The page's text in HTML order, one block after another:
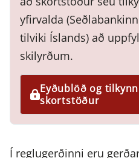
yfirvalda
tilviki Íslands) að
skilyrðum.
Eyðublöð og
skortstöður
Í reglugerðinni eru
Skortsala hlutabréfa